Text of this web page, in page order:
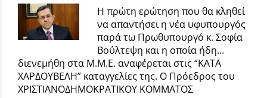
Η πρώτη ερώτηση που θα κληθεί
να απαντήσει η νέα υφυπουργός
παρά τω Πρωθυπουργό κ. Σοφία
Βούλτεψη και η οποία ήδη...
διενεμήθη στα Μ.Μ.Ε. αναφέρεται στις “KΑΤΑ
ΧΑΡΔΟΥΒΕΛΗ” καταγγελίες της. Ο Πρόεδρος του
ΧΡΙΣΤΙΑΝΟΔΗΜΟΚΡΑΤΙΚΟΥ ΚΟΜΜΑΤΟΣ